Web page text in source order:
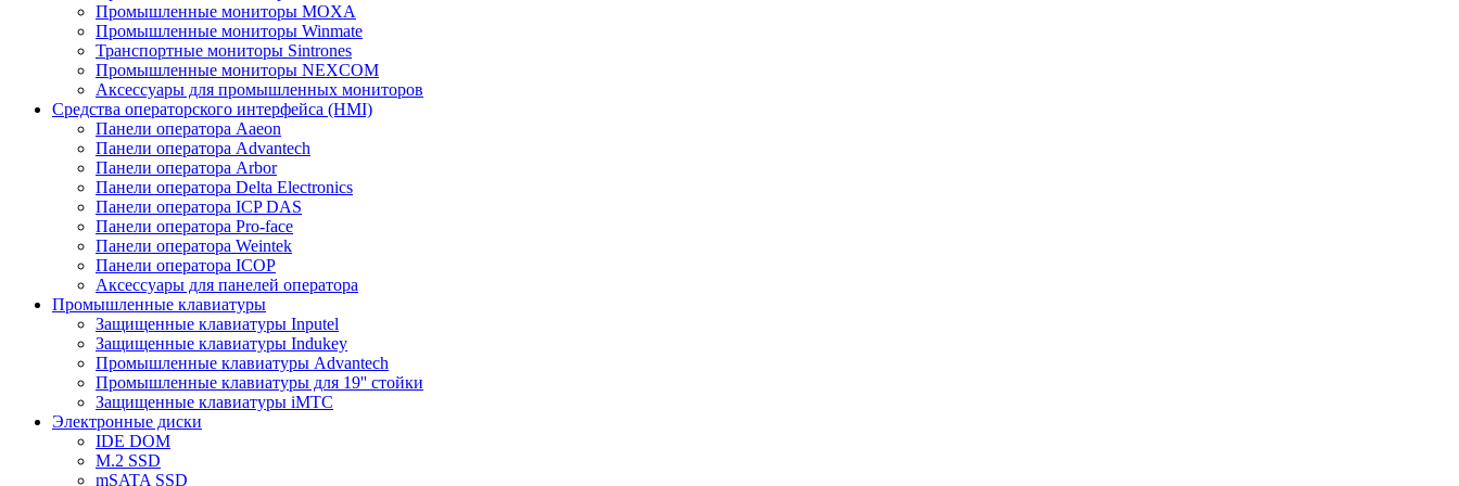
Промышленные мониторы MOXA
Промышленные мониторы Winmate
Транспортные мониторы Sintrones
Промышленные мониторы NEXCOM
Аксессуары для промышленных мониторов
Средства операторского интерфейса (HMI)
Панели оператора Aaeon
Панели оператора Advantech
Панели оператора Arbor
Панели оператора Delta Electronics
Панели оператора ICP DAS
Панели оператора Pro-face
Панели оператора Weintek
Панели оператора ICOP
Аксессуары для панелей оператора
Промышленные клавиатуры
Защищенные клавиатуры Inputel
Защищенные клавиатуры Indukey
Промышленные клавиатуры Advantech
Промышленные клавиатуры для 19'' стойки
Защищенные клавиатуры iMTC
Электронные диски
IDE DOM
M.2 SSD
mSATA SSD